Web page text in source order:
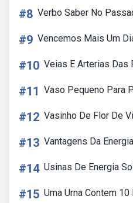
#8 Verbo Saber No
#9 Vencemos Mais Um
#10 Veias E Arterias Das
#11 Vaso Pequeno Para
#12 Vasinho De Flor De
#13 Vantagens Da
#14 Usinas De Energia
#15 Uma Urna Contem 10